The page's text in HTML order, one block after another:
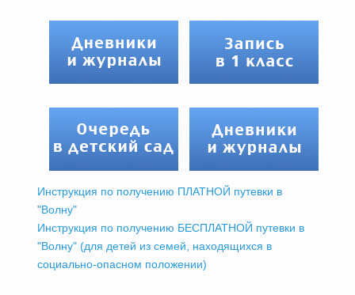
Инструкция по получению ПЛАТНОЙ путевки в
"Волну"
Инструкция по получению БЕСПЛАТНОЙ путевки в
"Волну" (для детей из семей, находящихся в
социально-опасном положении)